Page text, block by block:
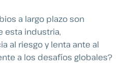
a largo plazo son
esta industria,
al riesgo y lenta ante al
a los desafíos globales?